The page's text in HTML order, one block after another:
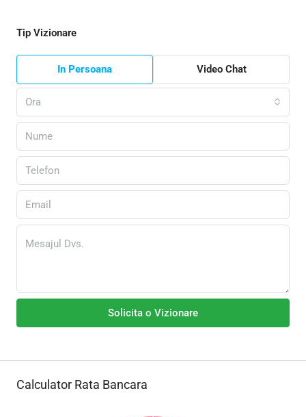
Tip Vizionare
In Persoana Video Chat
Ora
Solicita o Vizionare
Calculator Rata Bancara